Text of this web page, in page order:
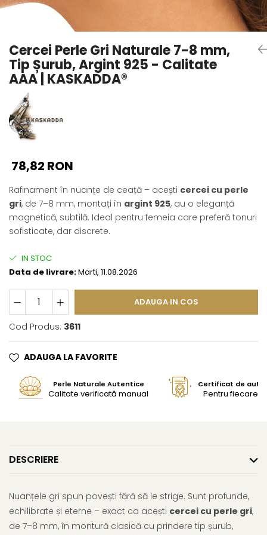
Seturi Perle cu Argint
Brățări cu Perle
Pandantive cu Perle
Brose cu Perle
Cercei Perle Gri Naturale 7-8 mm,
Tip Șurub, Argint 925 - Calitate
AAA | KASKADDA®
78,82 RON
Rafinament în nuanțe de ceață – acești cercei cu perle
gri, de 7–8 mm, montați în argint 925, au o eleganță
magnetică, subtilă. Ideal pentru femeia care preferă tonuri
sofisticate, dar discrete.
IN STOC
Data de livrare:Marti, 11.08.2026
ADAUGA IN COS
Cod Produs: 3611
ADAUGA LA FAVORITE
Perle Naturale Autentice
Calitate verificată manual
Certificat de
Pentru fiecare
DESCRIERE
Nuanțele gri spun povești fără să le strige. Sunt profunde,
echilibrate și eterne – exact ca acești cercei cu perle gri,
de 7–8 mm, în montură clasică cu prindere tip șurub,